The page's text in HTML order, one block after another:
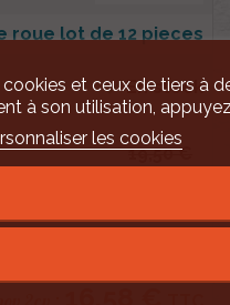
roue lot de 12 pieces
En stock
19,50 €
et ceux de tiers à
à son utilisation,
les cookies